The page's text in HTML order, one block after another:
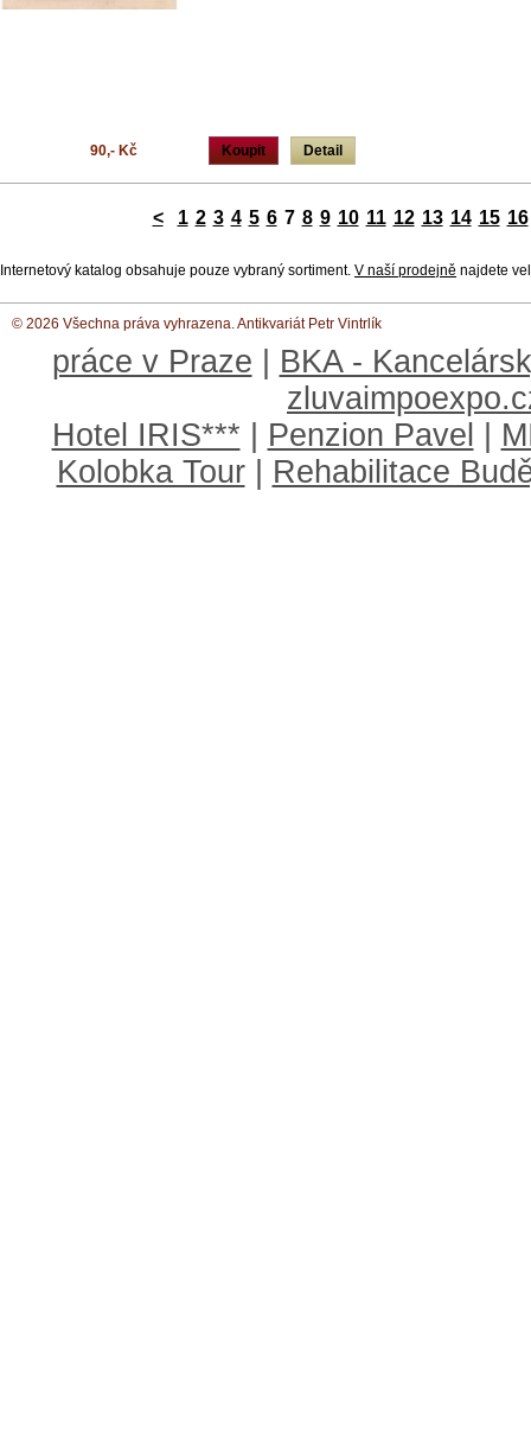
Koupit Detail
90,- Kč
< 1 2 3 4 5 6 7 8 9 10 11 12 13 14 15 16
Internetový katalog obsahuje pouze vybraný sortiment. V naší prodejně najdete
© 2026 Všechna práva vyhrazena. Antikvariát Petr Vintrlík
práce v Praze
BKA -
Hotel IRIS***
Penzion Pavel
Kolobka Tour
Rehabilitace